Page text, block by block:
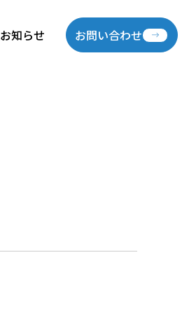
お知らせ お問い合わせ